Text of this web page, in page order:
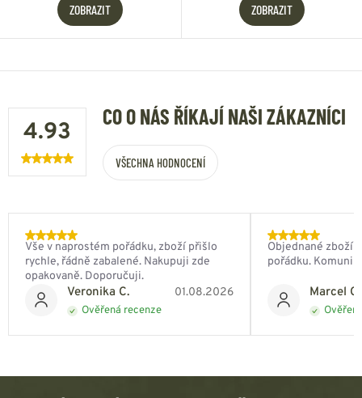
ZOBRAZIT ZOBRAZIT
4.93
CO O NÁS ŘÍKAJÍ NAŠI ZÁKAZNÍCI
VŠECHNA HODNOCENÍ
Veronika C. 01.08.2026
Ověřená recenze
Vše v naprostém pořádku, zboží přišlo
rychle, řádně zabalené. Nakupuji zde
opakovaně. Doporučuji.
Marcel
Objednané zboží
pořádku.